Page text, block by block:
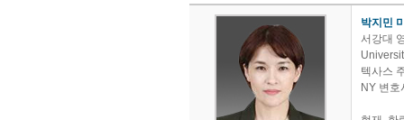
박지민
서강대
텍사스
NY 변호